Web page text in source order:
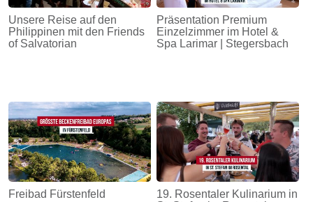
Unsere Reise auf den
Philippinen mit den Friends
of Salvatorian
Präsentation Premium
Einzelzimmer im Hotel &
Spa Larimar | Stegersbach
Freibad Fürstenfeld
19. Rosentaler Kulinarium in